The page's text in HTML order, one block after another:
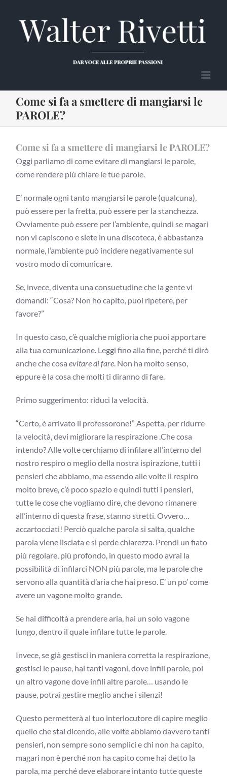
contenuto
Come si fa a smettere di mangiarsi le
PAROLE?
Come si fa a smettere di mangiarsi le PAROLE?
Oggi parliamo di come evitare di mangiarsi le parole,
come rendere più chiare le tue parole.
E’ normale ogni tanto mangiarsi le parole (qualcuna),
può essere per la fretta, può essere per la stanchezza.
Ovviamente può essere per l’ambiente, quindi se magari
non vi capiscono e siete in una discoteca, è abbastanza
normale, l’ambiente può incidere negativamente sul
vostro modo di comunicare.
Se, invece, diventa una consuetudine che la gente vi
domandi: “Cosa? Non ho capito, puoi ripetere, per
favore?”
In questo caso, c’è qualche miglioria che puoi apportare
alla tua comunicazione. Leggi fino alla fine, perché ti dirò
anche che cosaevitare di fare . Non ha molto senso,
eppure è la cosa che molti ti diranno di fare.
Primo suggerimento: riduci la velocità.
“Certo, è arrivato il professorone!” Aspetta, per ridurre
la velocità, devi migliorare la respirazione .Che cosa
intendo? Alle volte cerchiamo di infilare all’interno del
nostro respiro o meglio della nostra ispirazione, tutti i
pensieri che abbiamo, ma essendo alle volte il respiro
molto breve, c’è poco spazio e quindi tutti i pensieri,
tutte le cose che vogliamo dire, che devono rimanere
all’interno di questa frase, stanno stretti. Ovvero…
accartocciati! Perciò qualche parola si salta, qualche
parola viene lisciata e si perde chiarezza. Prendi un fiato
più regolare, più profondo, in questo modo avrai la
possibilità di infilarci NON più parole, ma le parole che
servono alla quantità d’aria che hai preso. E’ un po’ come
avere un vagone molto grande.
Se hai difficoltà a prendere aria, hai un solo vagone
lungo, dentro il quale infilare tutte le parole.
Invece, se già gestisci in maniera corretta la respirazione,
gestisci le pause, hai tanti vagoni, dove infili parole, poi
un altro vagone dove infili altre parole… usando le
pause, potrai gestire meglio anche i silenzi!
Questo permetterà al tuo interlocutore di capire meglio
quello che stai dicendo, alle volte abbiamo davvero tanti
pensieri, non sempre sono semplici e chi non ha capito,
magari non è perché non ha capito come hai detto la
parola, ma perché deve elaborare intanto tutte queste